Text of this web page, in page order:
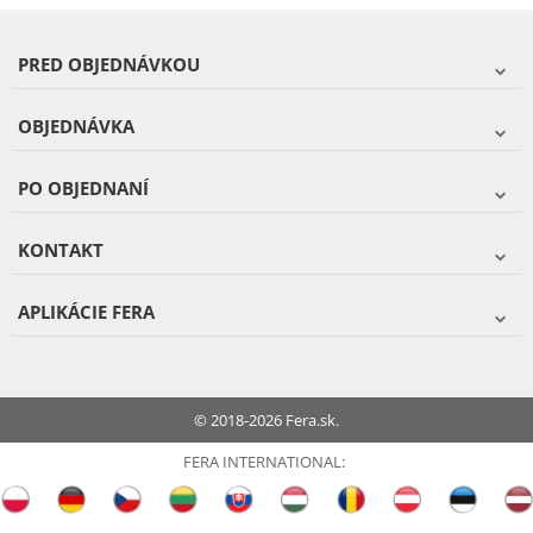
PRED OBJEDNÁVKOU
OBJEDNÁVKA
PO OBJEDNANÍ
KONTAKT
APLIKÁCIE FERA
© 2018-2026 Fera.sk.
FERA INTERNATIONAL: